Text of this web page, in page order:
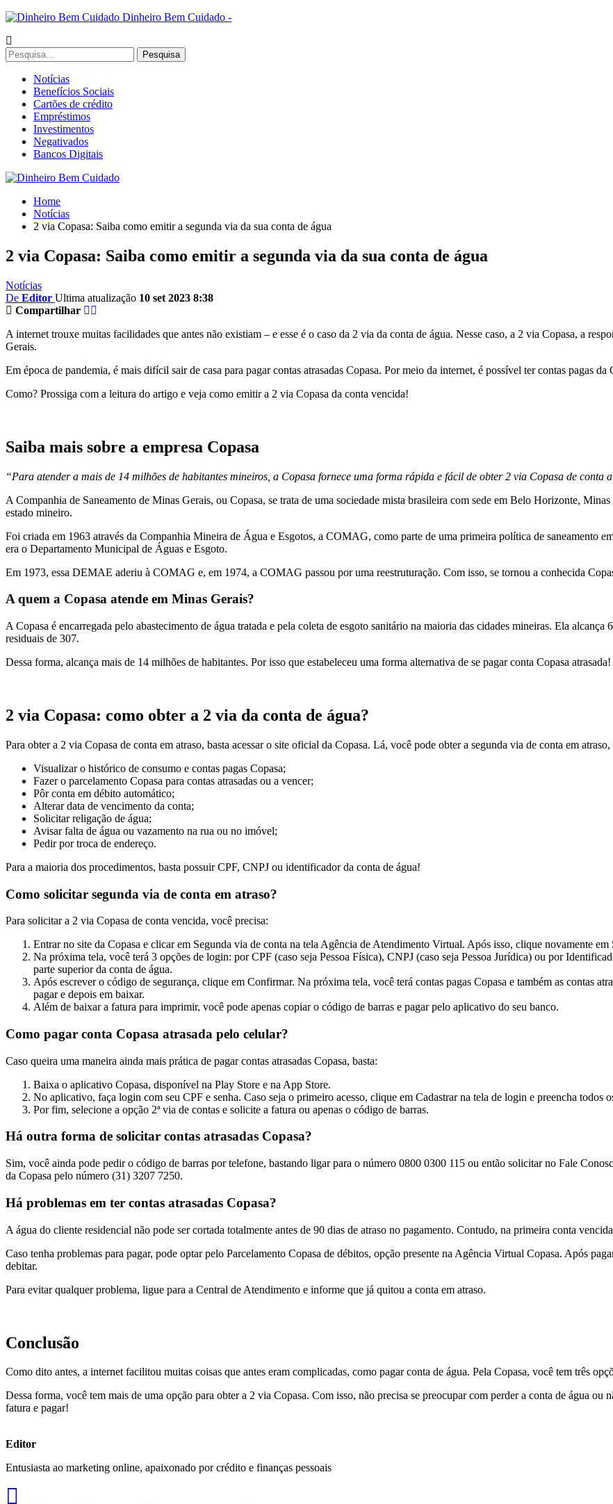
Dinheiro Bem Cuidado -
Notícias
Benefícios Sociais
Cartões de crédito
Empréstimos
Investimentos
Negativados
Bancos Digitais
Home
Notícias
2 via Copasa: Saiba como emitir a segunda via da sua conta de água
2 via Copasa: Saiba como emitir a segunda via da sua conta de água
Notícias
De Editor Ultima atualização 10 set 2023 8:38
Compartilhar
A internet trouxe muitas facilidades que antes não existiam – e esse é o caso da 2 via da conta de água. Nesse caso, a 2 via Copasa, a
Gerais.
Em época de pandemia, é mais difícil sair de casa para pagar contas atrasadas Copasa. Por meio da internet, é possível ter contas pagas da
Como? Prossiga com a leitura do artigo e veja como emitir a 2 via Copasa da conta vencida!
Saiba mais sobre a empresa Copasa
“Para atender a mais de 14 milhões de habitantes mineiros, a Copasa fornece uma forma rápida e fácil de obter 2 via Copasa de conta
A Companhia de Saneamento de Minas Gerais, ou Copasa, se trata de uma sociedade mista brasileira com sede em Belo Horizonte,
estado mineiro.
Foi criada em 1963 através da Companhia Mineira de Água e Esgotos, a COMAG, como parte de uma primeira política de saneamento
era o Departamento Municipal de Águas e Esgoto.
Em 1973, essa DEMAE aderiu à COMAG e, em 1974, a COMAG passou por uma reestruturação. Com isso, se tornou a conhecida
A quem a Copasa atende em Minas Gerais?
A Copasa é encarregada pelo abastecimento de água tratada e pela coleta de esgoto sanitário na maioria das cidades mineiras. Ela
residuais de 307.
Dessa forma, alcança mais de 14 milhões de habitantes. Por isso que estabeleceu uma forma alternativa de se pagar conta Copasa atrasada!
2 via Copasa: como obter a 2 via da conta de água?
Para obter a 2 via Copasa de conta em atraso, basta acessar o site oficial da Copasa. Lá, você pode obter a segunda via de conta em atraso,
Visualizar o histórico de consumo e contas pagas Copasa;
Fazer o parcelamento Copasa para contas atrasadas ou a vencer;
Pôr conta em débito automático;
Alterar data de vencimento da conta;
Solicitar religação de água;
Avisar falta de água ou vazamento na rua ou no imóvel;
Pedir por troca de endereço.
Para a maioria dos procedimentos, basta possuir CPF, CNPJ ou identificador da conta de água!
Como solicitar segunda via de conta em atraso?
Para solicitar a 2 via Copasa de conta vencida, você precisa:
Entrar no site da Copasa e clicar em Segunda via de conta na tela Agência de Atendimento Virtual. Após isso, clique novamente em
Na próxima tela, você terá 3 opções de login: por CPF (caso seja Pessoa Física), CNPJ (caso seja Pessoa Jurídica) ou por
parte superior da conta de água.
Após escrever o código de segurança, clique em Confirmar. Na próxima tela, você terá contas pagas Copasa e também as contas
pagar e depois em baixar.
Além de baixar a fatura para imprimir, você pode apenas copiar o código de barras e pagar pelo aplicativo do seu banco.
Como pagar conta Copasa atrasada pelo celular?
Caso queira uma maneira ainda mais prática de pagar contas atrasadas Copasa, basta:
Baixa o aplicativo Copasa, disponível na Play Store e na App Store.
No aplicativo, faça login com seu CPF e senha. Caso seja o primeiro acesso, clique em Cadastrar na tela de login e preencha todos
Por fim, selecione a opção 2ª via de contas e solicite a fatura ou apenas o código de barras.
Há outra forma de solicitar contas atrasadas Copasa?
Sim, você ainda pode pedir o código de barras por telefone, bastando ligar para o número 0800 0300 115 ou então solicitar no Fale
da Copasa pelo número (31) 3207 7250.
Há problemas em ter contas atrasadas Copasa?
A água do cliente residencial não pode ser cortada totalmente antes de 90 dias de atraso no pagamento. Contudo, na primeira conta
Caso tenha problemas para pagar, pode optar pelo Parcelamento Copasa de débitos, opção presente na Agência Virtual Copasa. Após
debitar.
Para evitar qualquer problema, ligue para a Central de Atendimento e informe que já quitou a conta em atraso.
Conclusão
Como dito antes, a internet facilitou muitas coisas que antes eram complicadas, como pagar conta de água. Pela Copasa, você tem três
Dessa forma, você tem mais de uma opção para obter a 2 via Copasa. Com isso, não precisa se preocupar com perder a conta de água ou
fatura e pagar!
Editor
Entusiasta ao marketing online, apaixonado por crédito e finanças pessoais